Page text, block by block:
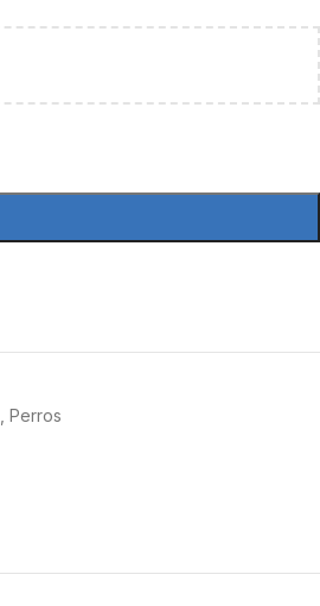
Perros